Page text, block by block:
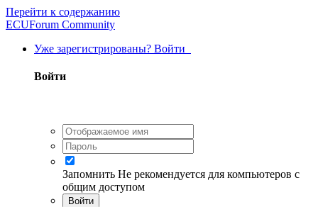
Перейти к содержанию
ECUForum Community
Уже зарегистрированы? Войти
Войти
Запомнить Не рекомендуется для компьютеров с
общим доступом
Войти